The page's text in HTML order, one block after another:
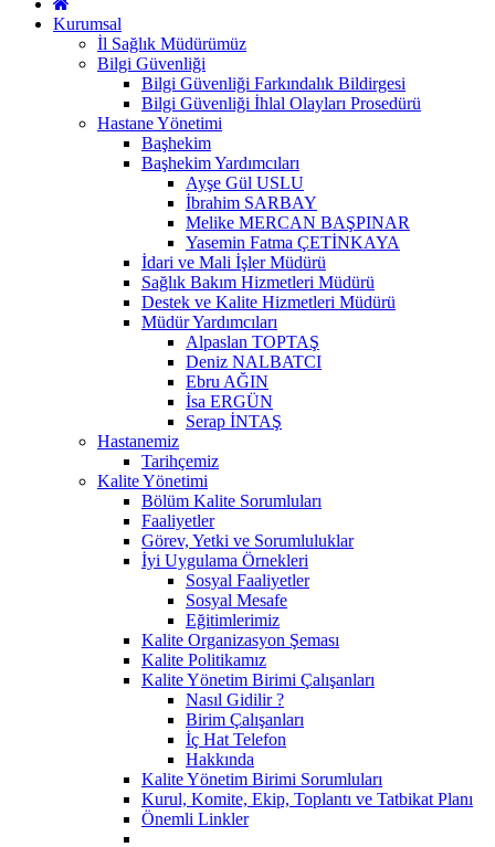
Kurumsal
İl Sağlık Müdürümüz
Bilgi Güvenliği
Bilgi Güvenliği Farkındalık Bildirgesi
Bilgi Güvenliği İhlal Olayları Prosedürü
Hastane Yönetimi
Başhekim
Başhekim Yardımcıları
Ayşe Gül USLU
İbrahim SARBAY
Melike MERCAN BAŞPINAR
Yasemin Fatma ÇETİNKAYA
İdari ve Mali İşler Müdürü
Sağlık Bakım Hizmetleri Müdürü
Destek ve Kalite Hizmetleri Müdürü
Müdür Yardımcıları
Alpaslan TOPTAŞ
Deniz NALBATCI
Ebru AĞIN
İsa ERGÜN
Serap İNTAŞ
Hastanemiz
Tarihçemiz
Kalite Yönetimi
Bölüm Kalite Sorumluları
Faaliyetler
Görev, Yetki ve Sorumluluklar
İyi Uygulama Örnekleri
Sosyal Faaliyetler
Sosyal Mesafe
Eğitimlerimiz
Kalite Organizasyon Şeması
Kalite Politikamız
Kalite Yönetim Birimi Çalışanları
Nasıl Gidilir ?
Birim Çalışanları
İç Hat Telefon
Hakkında
Kalite Yönetim Birimi Sorumluları
Kurul, Komite, Ekip, Toplantı ve Tatbikat Planı
Önemli Linkler